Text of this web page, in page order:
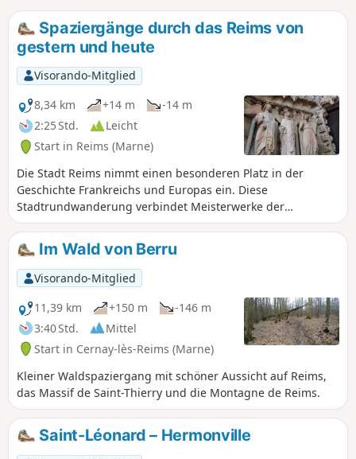
Spaziergänge durch das Reims von
gestern und heute
Visorando-Mitglied
8,34 km
+14 m
-14 m
2:25 Std.
Leicht
Start in Reims (Marne)
Die Stadt Reims nimmt einen besonderen Platz in der
Geschichte Frankreichs und Europas ein. Diese
Stadtrundwanderung verbindet Meisterwerke der
romanischen Kunst wie die Basilika Saint-Rémi und der
gotischen Kunst wie die Kathedrale Notre-Dame mit der für
den Wiederaufbau der Stadt nach dem Ersten Weltkrieg
charakteristischen Art-Déco-Architektur.
Im Wald von Berru
Visorando-Mitglied
11,39 km
+150 m
-146 m
3:40 Std.
Mittel
Start in Cernay-lès-Reims (Marne)
Kleiner Waldspaziergang mit schöner Aussicht auf Reims,
das Massif de Saint-Thierry und die Montagne de Reims.
Saint-Léonard – Hermonville